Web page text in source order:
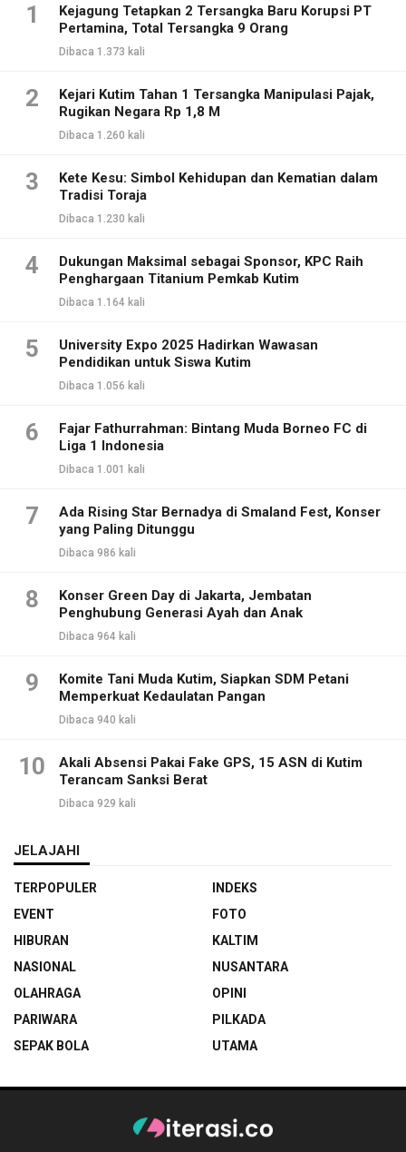
1
Kejagung Tetapkan 2 Tersangka Baru Korupsi PT
Pertamina, Total Tersangka 9 Orang
Dibaca 1.373 kali
2
Kejari Kutim Tahan 1 Tersangka Manipulasi Pajak,
Rugikan Negara Rp 1,8 M
Dibaca 1.260 kali
3
Kete Kesu: Simbol Kehidupan dan Kematian dalam
Tradisi Toraja
Dibaca 1.230 kali
4
Dukungan Maksimal sebagai Sponsor, KPC Raih
Penghargaan Titanium Pemkab Kutim
Dibaca 1.164 kali
5
University Expo 2025 Hadirkan Wawasan
Pendidikan untuk Siswa Kutim
Dibaca 1.056 kali
6
Fajar Fathurrahman: Bintang Muda Borneo FC di
Liga 1 Indonesia
Dibaca 1.001 kali
7
Ada Rising Star Bernadya di Smaland Fest, Konser
yang Paling Ditunggu
Dibaca 986 kali
8
Konser Green Day di Jakarta, Jembatan
Penghubung Generasi Ayah dan Anak
Dibaca 964 kali
9
Komite Tani Muda Kutim, Siapkan SDM Petani
Memperkuat Kedaulatan Pangan
Dibaca 940 kali
10
Akali Absensi Pakai Fake GPS, 15 ASN di Kutim
Terancam Sanksi Berat
Dibaca 929 kali
JELAJAHI
TERPOPULER
INDEKS
EVENT
FOTO
HIBURAN
KALTIM
NASIONAL
NUSANTARA
OLAHRAGA
OPINI
PARIWARA
PILKADA
SEPAK BOLA
UTAMA